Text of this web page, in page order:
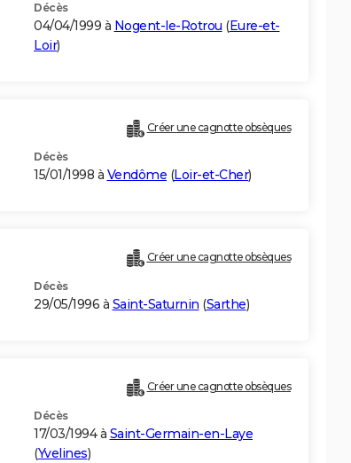
Décès
04/04/1999 à Nogent-le-Rotrou (Eure-et-
Loir)
Créer une cagnotte obsèques
Décès
15/01/1998 à Vendôme (Loir-et-Cher)
Créer une cagnotte obsèques
Décès
29/05/1996 à Saint-Saturnin (Sarthe)
Créer une cagnotte obsèques
Décès
17/03/1994 à Saint-Germain-en-Laye
(Yvelines)